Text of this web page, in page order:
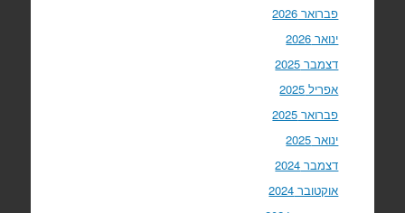
פברואר 2026
ינואר 2026
דצמבר 2025
אפריל 2025
פברואר 2025
ינואר 2025
דצמבר 2024
אוקטובר 2024